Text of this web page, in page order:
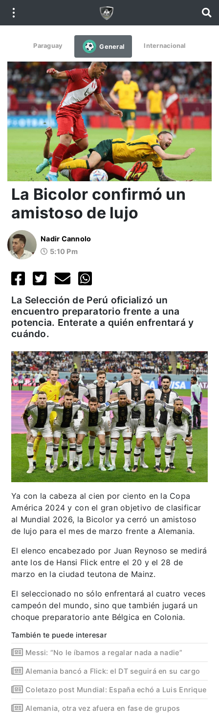
Paraguay General Internacional
La Bicolor confirmó un
amistoso de lujo
Nadir Cannolo
5:10 Pm
La Selección de Perú oficializó un
encuentro preparatorio frente a una
potencia. Enterate a quién enfrentará y
cuándo.
Ya con la cabeza al cien por ciento en la Copa
América 2024 y con el gran objetivo de clasificar
al Mundial 2026, la Bicolor ya cerró un amistoso
de lujo para el mes de marzo frente a Alemania.
El elenco encabezado por Juan Reynoso se medirá
ante los de Hansi Flick entre el 20 y el 28 de
marzo en la ciudad teutona de Mainz.
El seleccionado no sólo enfrentará al cuatro veces
campeón del mundo, sino que también jugará un
choque preparatorio ante Bélgica en Colonia.
También te puede interesar
Messi: “No le íbamos a regalar nada a nadie”
Alemania bancó a Flick: el DT seguirá en su cargo
Coletazo post Mundial: España echó a Luis Enrique
Alemania, otra vez afuera en fase de grupos